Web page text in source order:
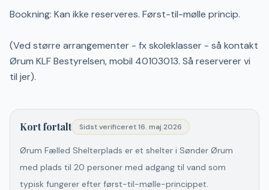
Bookning: Kan ikke reserveres. Først-til-mølle princip.
(Ved større arrangementer - fx skoleklasser - så kontakt
Ørum KLF Bestyrelsen, mobil 40103013. Så reserverer vi
til jer).
Kort fortalt Sidst verificeret16. maj 2026
Ørum Fælled Shelterplads er et shelter i Sønder Ørum
med plads til 20 personer med adgang til vand som
typisk fungerer efter først-til-mølle-princippet.